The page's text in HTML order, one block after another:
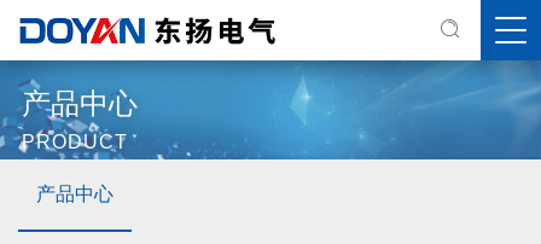
产品中心
PRODUCT
产品中心